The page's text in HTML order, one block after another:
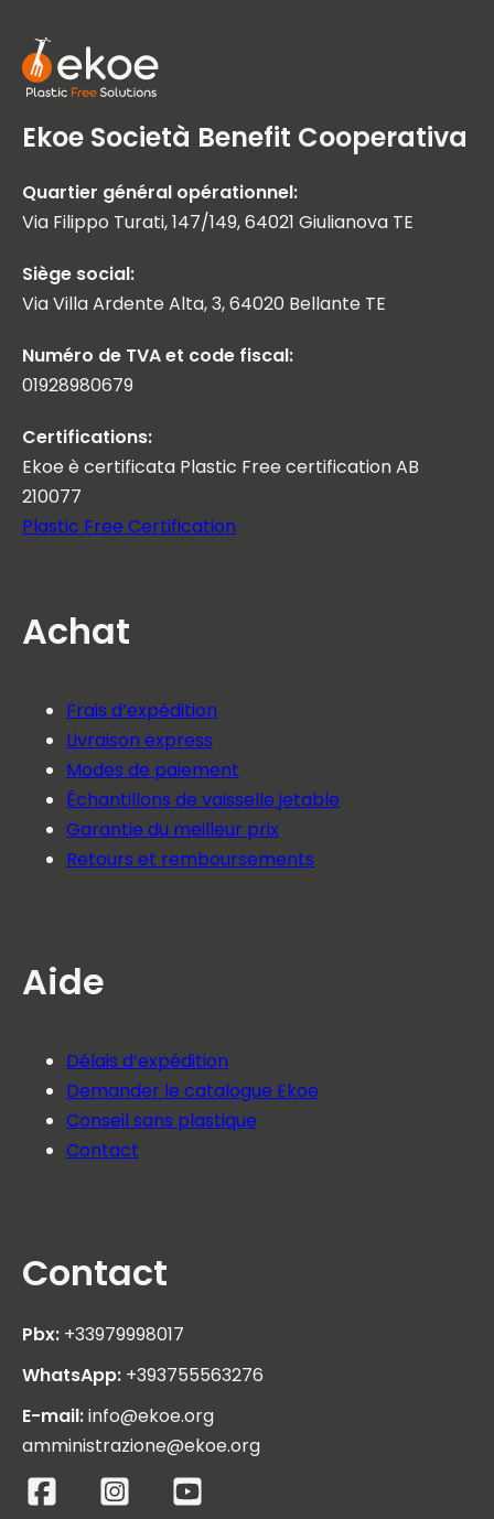
Ekoe Società Benefit Cooperativa
Quartier général opérationnel:
Via Filippo Turati, 147/149, 64021 Giulianova TE
Siège social:
Via Villa Ardente Alta, 3, 64020 Bellante TE
Numéro de TVA et code fiscal:
01928980679
Certifications:
Ekoe è certificata Plastic Free certification AB
210077
Plastic Free Certification
Achat
Frais d’expédition
Livraison express
Modes de paiement
Échantillons de vaisselle jetable
Garantie du meilleur prix
Retours et remboursements
Aide
Délais d’expédition
Demander le catalogue Ekoe
Conseil sans plastique
Contact
Contact
Pbx: +33979998017
WhatsApp: +393755563276
E-mail:info@ekoe.org
amministrazione@ekoe.org